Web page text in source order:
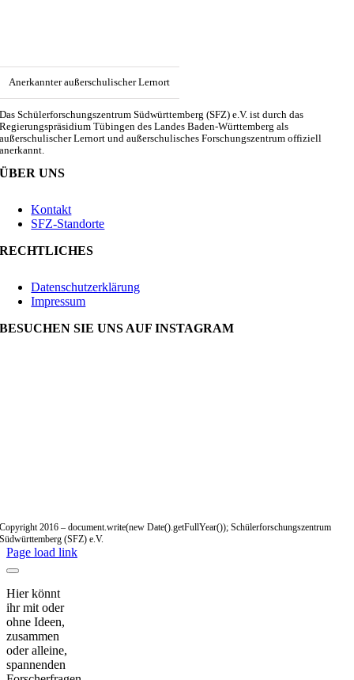
Anerkannter außerschulischer Lernort
Das Schülerforschungszentrum Südwürttemberg (SFZ) e.V. ist durch das
Regierungspräsidium Tübingen des Landes Baden-Württemberg als
außerschulischer Lernort und außerschulisches Forschungszentrum offiziell
anerkannt.
ÜBER UNS
Kontakt
SFZ-Standorte
RECHTLICHES
Datenschutzerklärung
Impressum
BESUCHEN SIE UNS AUF INSTAGRAM
Copyright 2016 – document.write(new Date().getFullYear()); Schülerforschungszentrum
Südwürttemberg (SFZ) e.V.
Page load link
Hier könnt
ihr mit oder
ohne Ideen,
zusammen
oder alleine,
spannenden